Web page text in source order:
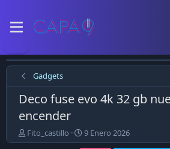
Gadgets
Deco fuse evo 4k 32 gb
encender
E
m
Fito_castillo
F
e
9 Enero 2026